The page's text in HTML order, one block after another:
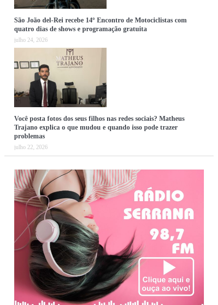
São João del-Rei recebe 14º Encontro de Motociclistas com
quatro dias de shows e programação gratuita
julho 24, 2026
Você posta fotos dos seus filhos nas redes sociais? Matheus
Trajano explica o que mudou e quando isso pode trazer
problemas
julho 22, 2026